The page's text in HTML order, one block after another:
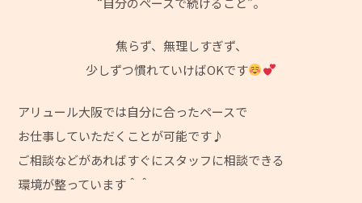
焦らず、無理しすぎず、
少しずつ慣れていけばOKです
アリュール大阪では自分に合ったペースで
お仕事していただくことが可能です♪
ご相談などがあればすぐにスタッフに相談できる
環境が整っています＾＾